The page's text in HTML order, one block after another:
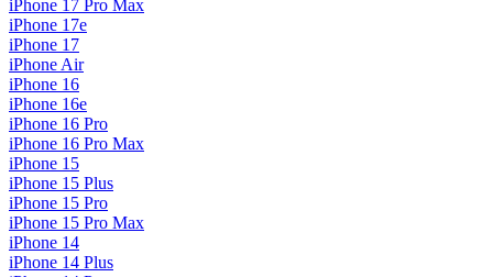
iPhone 17 Pro Max
iPhone 17e
iPhone 17
iPhone Air
iPhone 16
iPhone 16e
iPhone 16 Pro
iPhone 16 Pro Max
iPhone 15
iPhone 15 Plus
iPhone 15 Pro
iPhone 15 Pro Max
iPhone 14
iPhone 14 Plus